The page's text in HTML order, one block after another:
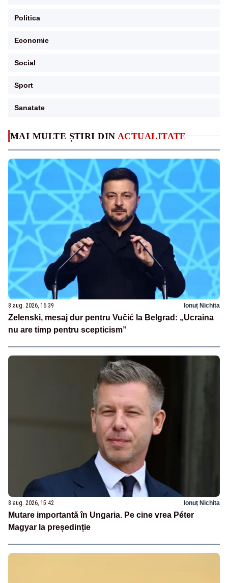
MAI MULTE ȘTIRI DIN ACTUALITATE
8 aug. 2026, 16:39 Ionuț Nichita
Zelenski, mesaj dur pentru Vučić la Belgrad: „Ucraina
nu are timp pentru scepticism”
8 aug. 2026, 15:42 Ionuț Nichita
Mutare importantă în Ungaria. Pe cine vrea Péter
Magyar la președinție
Politica
Economie
Social
Sport
Sanatate